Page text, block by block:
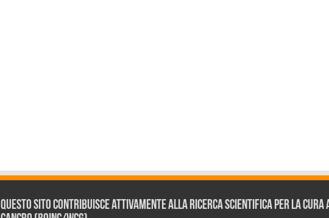
Questo sito contribuisce attivamente alla ricerca scientifica per la cura